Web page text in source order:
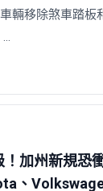
輛移除煞車踏板
！加州新規恐
、